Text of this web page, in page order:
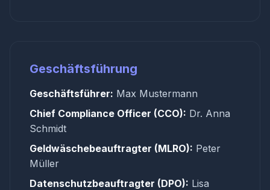
Geschäftsführung
Geschäftsführer: Max Mustermann
Chief Compliance Officer (CCO): Dr. Anna
Schmidt
Geldwäschebeauftragter (MLRO): Peter
Müller
Datenschutzbeauftragter (DPO): Lisa